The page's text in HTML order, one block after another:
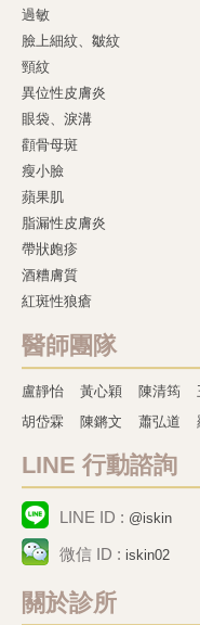
過敏
臉上細紋、皺紋
頸紋
異位性皮膚炎
眼袋、淚溝
顴骨母斑
瘦小臉
蘋果肌
脂漏性皮膚炎
帶狀皰疹
酒糟膚質
紅斑性狼瘡
醫師團隊
盧靜怡 黃心穎 陳清筠
胡岱霖
陳鏘文 蕭弘道
LINE 行動諮詢
LINE ID : @iskin
微信 ID : iskin02
關於診所